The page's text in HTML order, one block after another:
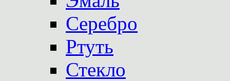
Серебро
Ртуть
Стекло